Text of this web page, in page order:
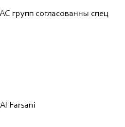
групп согласованны спец
Farsani